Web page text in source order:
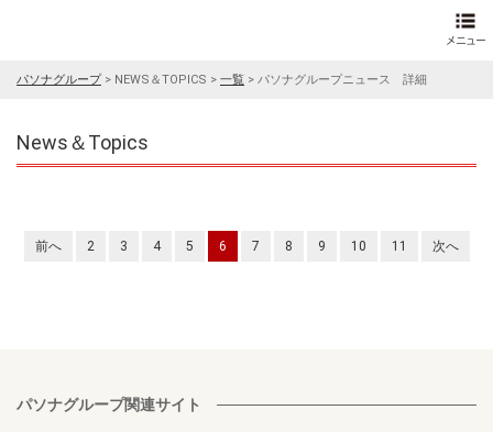
パソナグループ> NEWS＆TOPICS > 一覧 > パソナグループニュース 詳細
News＆Topics
前へ 2 3 4 5 6 7 8 9 10 11 次へ
パソナグループ関連サイト